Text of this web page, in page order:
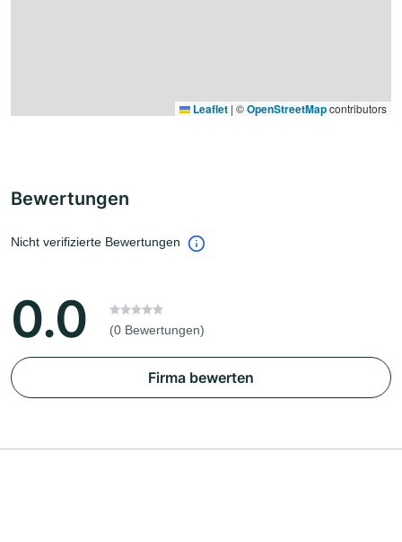
Leaflet | ©OpenStreetMapcontributors
Bewertungen
Nicht verifizierte Bewertungen
0.0 (0 Bewertungen)
Firma bewerten